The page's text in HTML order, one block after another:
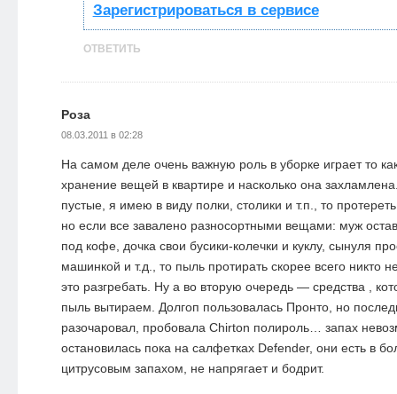
Зарегистрироваться в сервисе
ОТВЕТИТЬ
Роза
08.03.2011 в 02:28
На самом деле очень важную роль в уборке играет то
хранение вещей в квартире и насколько она
пустые, я имею в виду полки, столики и т.п., то
но если все завалено разносортными вещами: муж
под кофе, дочка свои бусики-колечки и куклу, сынуля
машинкой и т.д., то пыль протирать скорее всего никто
это разгребать. Ну а во вторую очередь — средства ,
пыль вытираем. Долгоп пользовалась Пронто, но
разочаровал, пробовала Chirton полироль… запах
остановилась пока на салфетках Defender, они есть в
цитрусовым запахом, не напрягает и бодрит.